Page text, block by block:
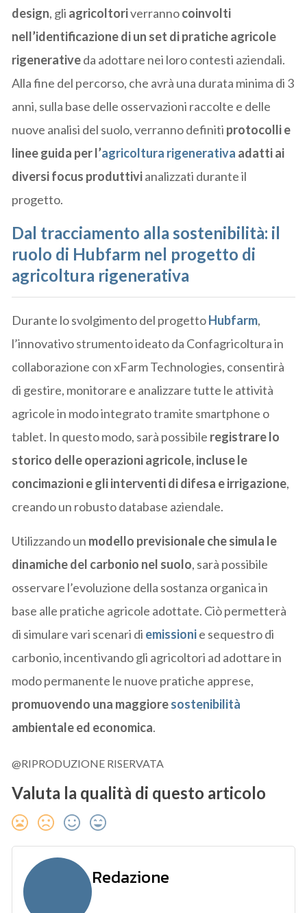
design, gli agricoltoriverrannocoinvolti
nell’identificazione di un set di pratiche agricole
rigenerativeda adottare nei loro contesti aziendali.
Alla fine del percorso, che avrà una durata minima di 3
anni, sulla base delle osservazioni raccolte e delle
nuove analisi del suolo, verranno definiti protocolli e
linee guida perl’agricoltura rigenerativa adatti ai
diversi focus produttivianalizzati durante il
progetto.
Dal tracciamento alla sostenibilità: il
ruolo di Hubfarm nel progetto di
agricoltura rigenerativa
Durante lo svolgimento del progettoHubfarm,
l’innovativo strumento ideato da Confagricoltura in
collaborazione con xFarm Technologies, consentirà
di gestire, monitorare e analizzare tutte le attività
agricole in modo integrato tramite smartphone o
tablet. In questo modo, sarà possibile registrare lo
storico delle operazioni agricole, incluse le
concimazioni e gli interventi di difesa e irrigazione,
creando un robusto database aziendale.
Utilizzando un modello previsionale che simula le
dinamiche del carbonio nel suolo, sarà possibile
osservare l’evoluzione della sostanza organica in
base alle pratiche agricole adottate. Ciò permetterà
di simulare vari scenari di emissionie sequestro di
carbonio, incentivando gli agricoltori ad adottare in
modo permanente le nuove pratiche apprese,
promuovendo una maggioresostenibilità
ambientale ed economica.
@RIPRODUZIONE RISERVATA
Valuta la qualità di questo articolo
Redazione